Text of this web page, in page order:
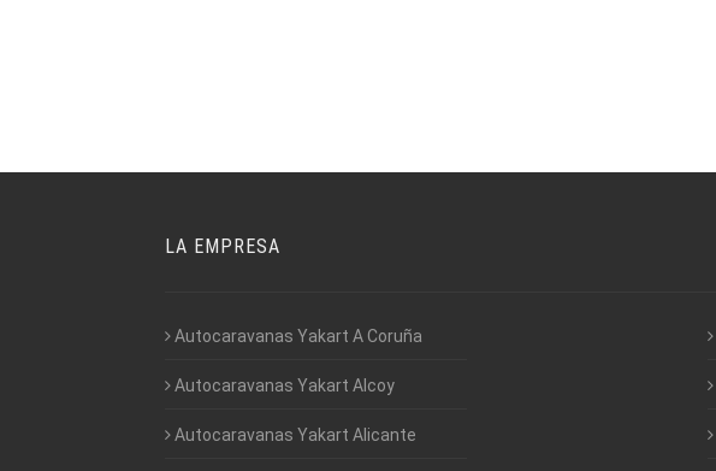
LA EMPRESA
Autocaravanas Yakart A Coruña
Autocaravanas Yakart Alcoy
Autocaravanas Yakart Alicante